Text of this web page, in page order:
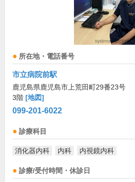
所在地・電話番号
市立病院前駅
鹿児島県鹿児島市上荒田町29番23号
3階 [地図]
099-201-6022
診療科目
消化器内科 内科 内視鏡内科
診療/受付時間・休診日